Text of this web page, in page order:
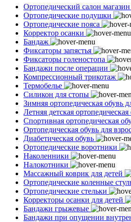
Ортопедический салон магазин
Ортопедические подушки
Ортопедические пояса
Корректор осанки
Бандаж
Фиксаторы запястья
Фиксаторы голеностопа
Бандажи после операции
Компрессионный трикотаж
Термобелье
Силикон для стопы
Зимняя ортопедическая обувь
Летняя детская ортопедическая
Спортивная ортопедическая
Ортопедическая обувь для
Диабетическая обувь
Ортопедические воротники
Наколенники
Налокотники
Массажный коврик для детей
Ортопедические коленные
Ортопедические стельки
Корректоры осанки для детей
Бандажи грыжевые
Бандажи при опущении